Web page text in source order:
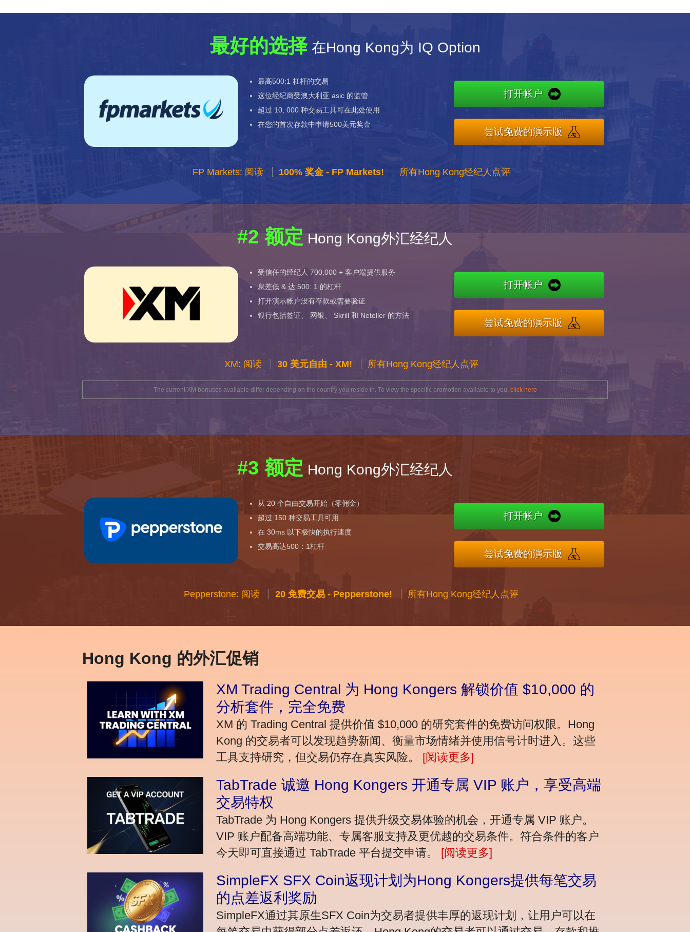
最好的选择在Hong Kong为 IQ Option
最高500:1 杠杆的交易
这位经纪商受澳大利亚 asic 的监管
超过 10, 000 种交易工具可在此处使用
在您的首次存款中申请500美元奖金
打开帐户
尝试免费的演示版
FP Markets: 阅读 100% 奖金 - FP Markets! 所有Hong Kong经纪人点评
#2 额定 Hong Kong外汇经纪人
受信任的经纪人 700,000 + 客户端提供服务
息差低 & 达 500: 1 的杠杆
打开演示帐户没有存款或需要验证
银行包括签证、 网银、 Skrill 和 Neteller 的方法
打开帐户
尝试免费的演示版
XM: 阅读 30 美元自由 - XM! 所有Hong Kong经纪人点评
The current XM bonuses available differ depending on the country you reside in. To view the specific promotion available to you, click here
#3 额定 Hong Kong外汇经纪人
从 20 个自由交易开始（零佣金）
超过 150 种交易工具可用
在 30ms 以下极快的执行速度
交易高达500：1杠杆
打开帐户
尝试免费的演示版
Pepperstone: 阅读 20 免费交易 - Pepperstone! 所有Hong Kong经纪人点评
Hong Kong 的外汇促销
XM Trading Central 为 Hong Kongers 解锁价值 $10,000 的
分析套件，完全免费
XM 的 Trading Central 提供价值 $10,000 的研究套件的免费访问权限。Hong
Kong 的交易者可以发现趋势新闻、衡量市场情绪并使用信号计时进入。这些
工具支持研究，但交易仍存在真实风险。 [阅读更多]
TabTrade 诚邀 Hong Kongers 开通专属 VIP 账户，享受高端
交易特权
TabTrade 为 Hong Kongers 提供升级交易体验的机会，开通专属 VIP 账户。
VIP 账户配备高端功能、专属客服支持及更优越的交易条件。符合条件的客户
今天即可直接通过 TabTrade 平台提交申请。 [阅读更多]
SimpleFX SFX Coin返现计划为Hong Kongers提供每笔交易
的点差返利奖励
SimpleFX通过其原生SFX Coin为交易者提供丰厚的返现计划，让用户可以在